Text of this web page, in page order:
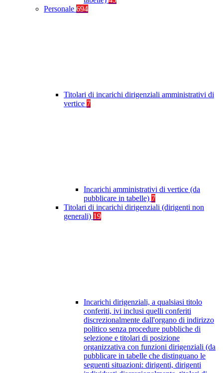
Personale 694
Titolari di incarichi dirigenziali amministrativi di
vertice 7
Incarichi amministrativi di vertice (da
pubblicare in tabelle) 7
Titolari di incarichi dirigenziali (dirigenti non
generali) 19
Incarichi dirigenziali, a qualsiasi titolo
conferiti, ivi inclusi quelli conferiti
discrezionalmente dall'organo di indirizzo
politico senza procedure pubbliche di
selezione e titolari di posizione
organizzativa con funzioni dirigenziali (da
pubblicare in tabelle che distinguano le
seguenti situazioni: dirigenti, dirigenti